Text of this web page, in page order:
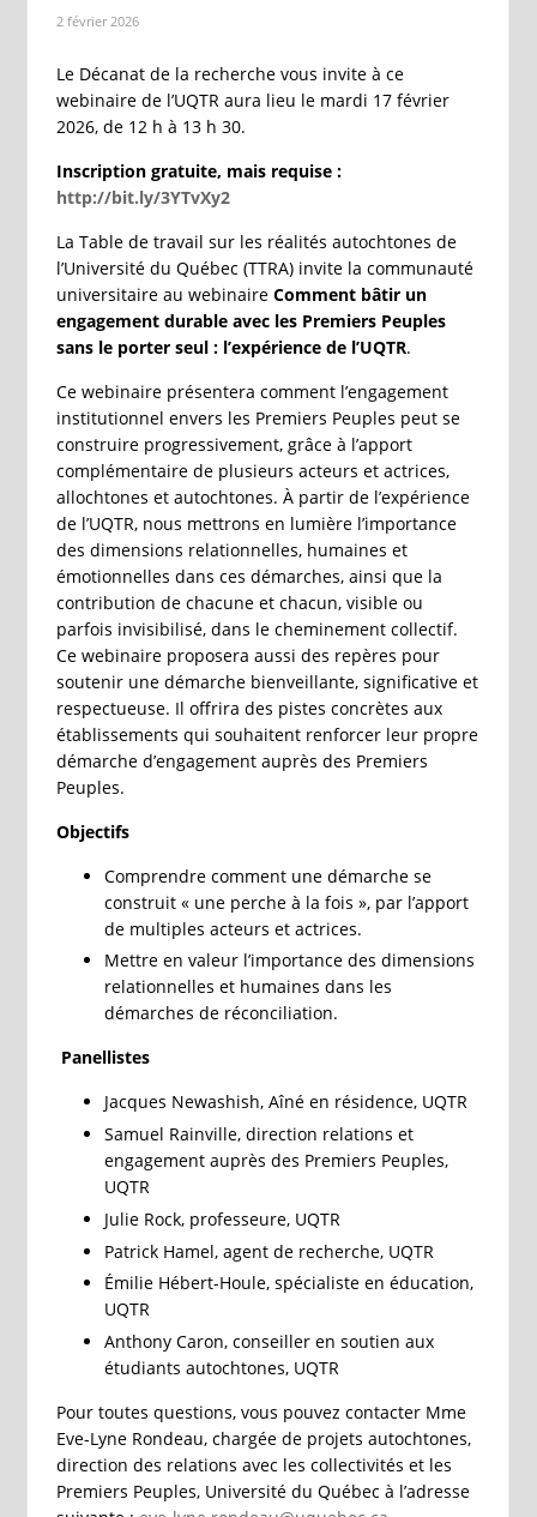
2 février 2026
Le Décanat de la recherche vous invite à ce
webinaire de l’UQTR aura lieu le mardi 17 février
2026, de 12 h à 13 h 30.
Inscription gratuite, mais requise :
http://bit.ly/3YTvXy2
La Table de travail sur les réalités autochtones de
l’Université du Québec (TTRA) invite la communauté
universitaire au webinaireComment bâtir un
engagement durable avec les Premiers Peuples
sans le porter seul : l’expérience de l’UQTR.
Ce webinaire présentera comment l’engagement
institutionnel envers les Premiers Peuples peut se
construire progressivement, grâce à l’apport
complémentaire de plusieurs acteurs et actrices,
allochtones et autochtones. À partir de l’expérience
de l’UQTR, nous mettrons en lumière l’importance
des dimensions relationnelles, humaines et
émotionnelles dans ces démarches, ainsi que la
contribution de chacune et chacun, visible ou
parfois invisibilisé, dans le cheminement collectif.
Ce webinaire proposera aussi des repères pour
soutenir une démarche bienveillante, significative et
respectueuse. Il offrira des pistes concrètes aux
établissements qui souhaitent renforcer leur propre
démarche d’engagement auprès des Premiers
Peuples.
Objectifs
Comprendre comment une démarche se
construit « une perche à la fois », par l’apport
de multiples acteurs et actrices.
Mettre en valeur l’importance des dimensions
relationnelles et humaines dans les
démarches de réconciliation.
Panellistes
Jacques Newashish, Aîné en résidence, UQTR
Samuel Rainville, direction relations et
engagement auprès des Premiers Peuples,
UQTR
Julie Rock, professeure, UQTR
Patrick Hamel, agent de recherche, UQTR
Émilie Hébert-Houle, spécialiste en éducation,
UQTR
Anthony Caron, conseiller en soutien aux
étudiants autochtones, UQTR
Pour toutes questions, vous pouvez contacter Mme
Eve-Lyne Rondeau, chargée de projets autochtones,
direction des relations avec les collectivités et les
Premiers Peuples, Université du Québec à l’adresse